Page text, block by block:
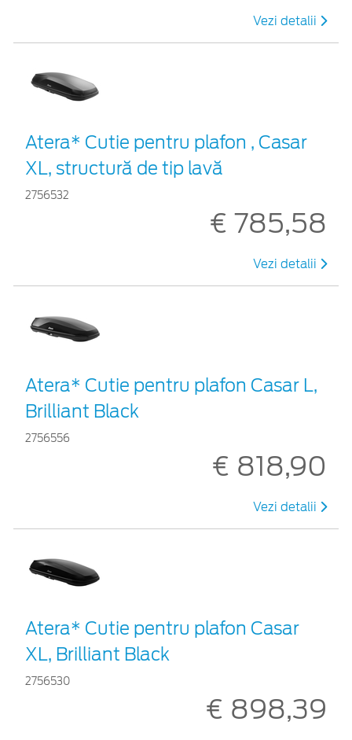
Vezi detalii
Atera* Cutie pentru plafon , Casar
XL, structură de tip lavă
2756532
€ 785,58
Vezi detalii
Atera* Cutie pentru plafon Casar L,
Brilliant Black
2756556
€ 818,90
Vezi detalii
Atera* Cutie pentru plafon Casar
XL, Brilliant Black
2756530
€ 898,39